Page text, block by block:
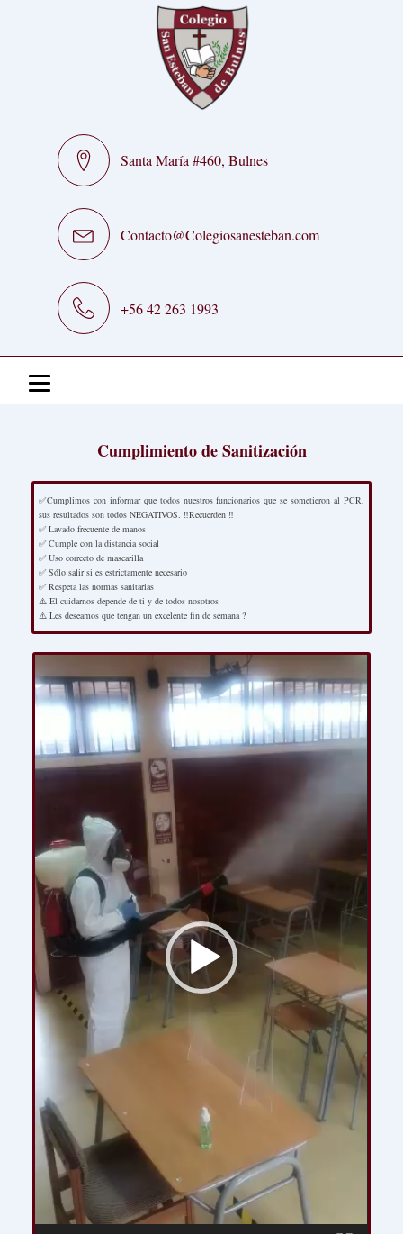
Santa María #460, Bulnes
Contacto@Colegiosanesteban.com
+56 42 263 1993
Cumplimiento de Sanitización
✅Cumplimos con informar que todos nuestros funcionarios que se sometieron al PCR,
sus resultados son todos NEGATIVOS. ‼️Recuerden ‼️
✅ Lavado frecuente de manos
✅ Cumple con la distancia social
✅ Uso correcto de mascarilla
✅ Sólo salir si es estrictamente necesario
✅ Respeta las normas sanitarias
⚠️ El cuidarnos depende de ti y de todos nosotros
⚠️ Les deseamos que tengan un excelente fin de semana ?
de
vídeo